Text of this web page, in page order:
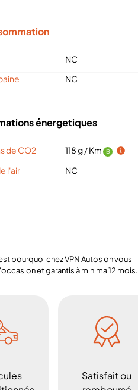
NC
NC
énergetiques
de CO2 118 g / Km B
l'air NC
pourquoi chez VPN Autos on vous
et garantis à minima 12 mois.
Satisfait ou